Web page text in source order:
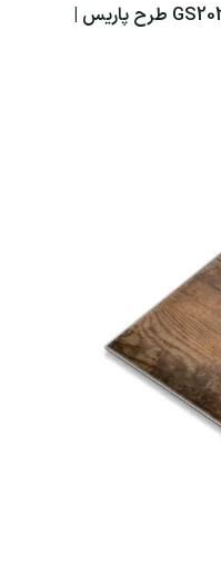
ترازو دیجیتال شیشه‌ای بیورر مدل GS203 طرح پاریس |